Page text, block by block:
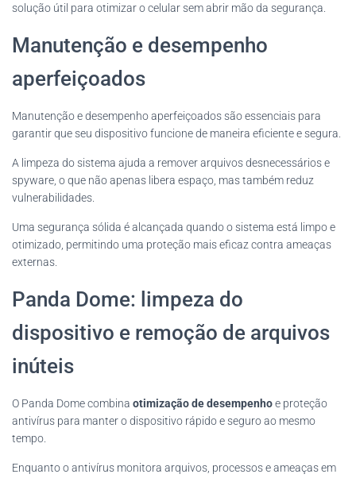
solução útil para otimizar o celular sem abrir mão da segurança.
Manutenção e desempenho
aperfeiçoados
Manutenção e desempenho aperfeiçoados são essenciais para
garantir que seu dispositivo funcione de maneira eficiente e segura.
A limpeza do sistema ajuda a remover arquivos desnecessários e
spyware, o que não apenas libera espaço, mas também reduz
vulnerabilidades.
Uma segurança sólida é alcançada quando o sistema está limpo e
otimizado, permitindo uma proteção mais eficaz contra ameaças
externas.
Panda Dome: limpeza do
dispositivo e remoção de arquivos
inúteis
O Panda Dome combina otimização de desempenhoe proteção
antivírus para manter o dispositivo rápido e seguro ao mesmo
tempo.
Enquanto o antivírus monitora arquivos, processos e ameaças em